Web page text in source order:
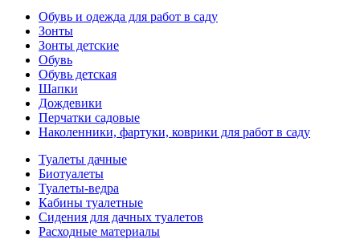
Обувь и одежда для работ в саду
Зонты
Зонты детские
Обувь
Обувь детская
Шапки
Дождевики
Перчатки садовые
Наколенники, фартуки, коврики для работ в саду
Туалеты дачные
Биотуалеты
Туалеты-ведра
Кабины туалетные
Сидения для дачных туалетов
Расходные материалы